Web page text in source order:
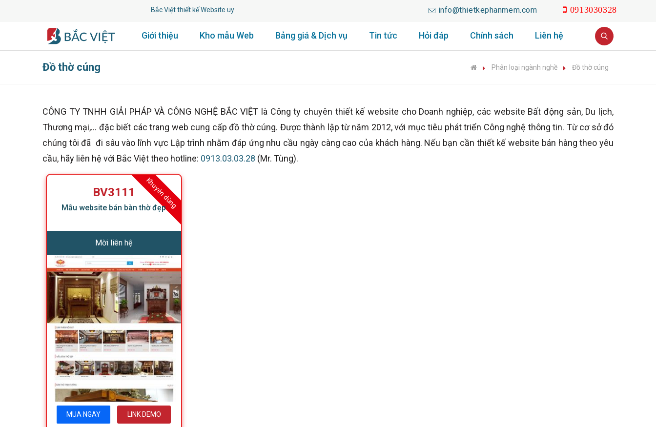
Bắc Việt thiết kế Website uy tín lâu năm. info@thietkephanmem.com 0913030328
Giới thiệu Kho mẫu Web Bảng giá & Dịch vụ Tin tức Hỏi đáp Chính sách Liên hệ
Đồ thờ cúng Phân loại ngành nghề Đồ thờ cúng
CÔNG TY TNHH GIẢI PHÁP VÀ CÔNG NGHỆ BẮC VIỆT là Công ty chuyên thiết kế website cho Doanh nghiệp, các website Bất động sản, Du lịch,
Thương mại,... đặc biết các trang web cung cấp đồ thờ cúng. Được thành lập từ năm 2012, với mục tiêu phát triển Công nghệ thông tin. Từ cơ sở đó
chúng tôi đã đi sâu vào lĩnh vực Lập trình nhằm đáp ứng nhu cầu ngày càng cao của khách hàng. Nếu bạn cần thiết kế website bán hàng theo yêu
cầu, hãy liên hệ với Bắc Việt theo hotline: 0913.03.03.28 (Mr. Tùng).
Khuyên dùng
BV3111
Mẫu website bán bàn thờ đẹp
Mời liên hệ
MUA NGAY LINK DEMO